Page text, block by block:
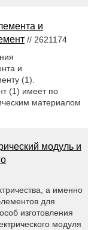
и
// 2621174
и
(1).
(1) имеет по
материалом
модуль и
а именно
для
изготовления
модуля